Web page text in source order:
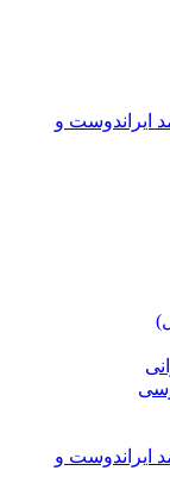
ایراندوست و
ایراندوست و